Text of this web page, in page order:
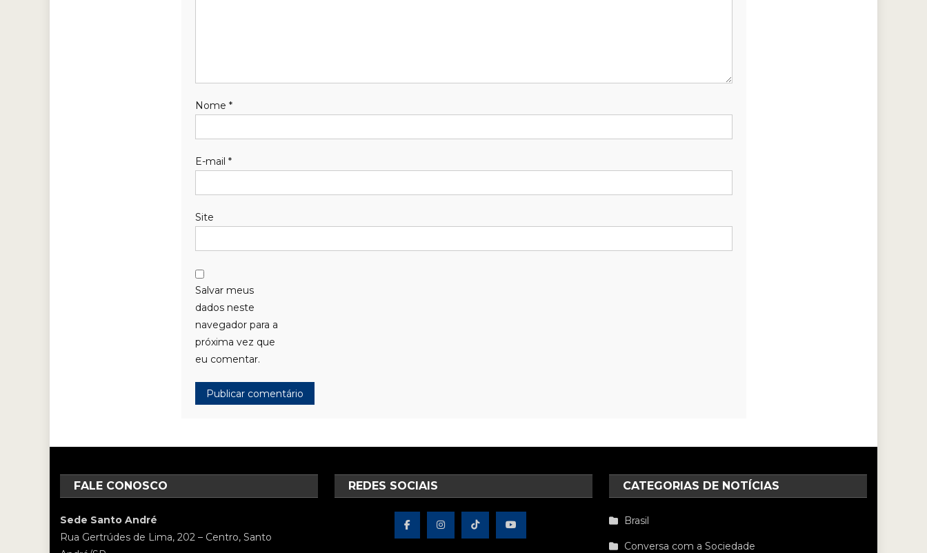
Nome *
E-mail *
Site
Salvar meus
dados neste
navegador para a
próxima vez que
eu comentar.
FALE CONOSCO
Sede Santo André
Rua Gertrúdes de Lima, 202 – Centro, Santo
REDES SOCIAIS CATEGORIAS DE NOTÍCIAS
Brasil
Conversa com a Sociedade